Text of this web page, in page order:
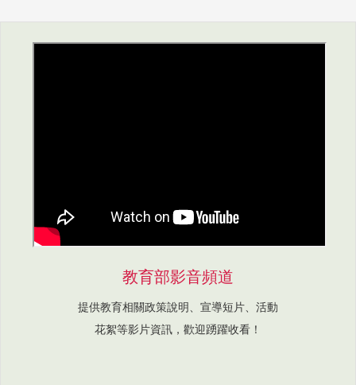
教育部影音頻道
提供教育相關政策說明、宣導短片、活動
花絮等影片資訊，歡迎踴躍收看！